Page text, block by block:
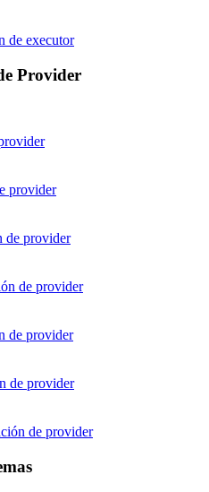
de executor
Provider
provider
de provider
de provider
de provider
de provider
de provider